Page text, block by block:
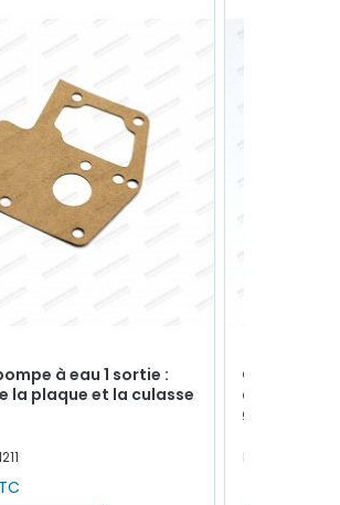
à eau 1 sortie :
la plaque et la culasse
Cale
d'embase
Ø 32mm
Référence: